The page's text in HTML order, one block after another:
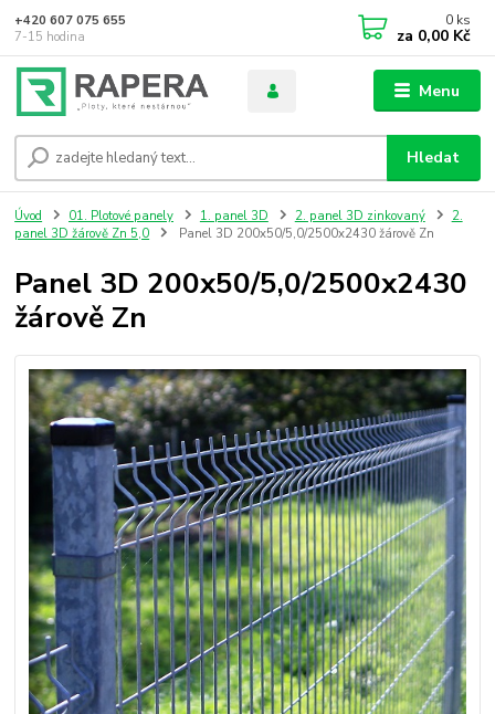
Menu
Hledat
+420 607 075 655
7-15 hodina
0 ks
za 0,00 Kč
Úvod 01. Plotové panely 1. panel 3D 2. panel 3D zinkovaný
2.
panel 3D žárově Zn 5,0
Panel 3D 200x50/5,0/2500x2430 žárově Zn
Panel 3D 200x50/5,0/2500x2430
žárově Zn